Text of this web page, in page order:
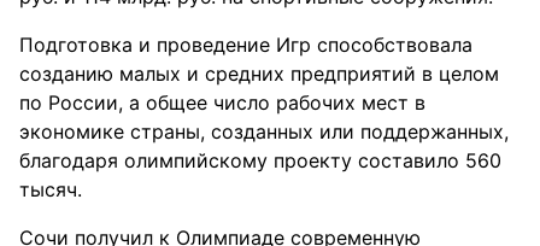
Подготовка и проведение Игр способствовала
созданию малых и средних предприятий в целом
по России, а общее число рабочих мест в
экономике страны, созданных или поддержанных,
благодаря олимпийскому проекту составило 560
тысяч.
Сочи получил к Олимпиаде современную